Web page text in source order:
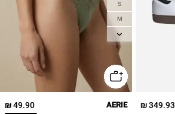
349.93 ₪
S
M
L
XL
49.90 ₪ AERIE